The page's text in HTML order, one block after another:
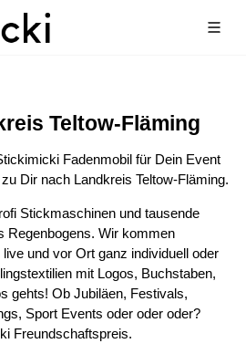
Teltow-Fläming
Fadenmobil für Dein Event
Dir nach Landkreis Teltow-Fläming.
Stickmaschinen und tausende
Regenbogens. Wir kommen
und vor Ort ganz individuell oder
mit Logos, Buchstaben,
gehts! Ob Jubiläen, Festivals,
Sport Events oder oder oder?
Freundschaftspreis.